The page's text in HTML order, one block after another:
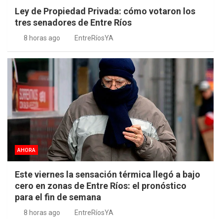
Ley de Propiedad Privada: cómo votaron los
tres senadores de Entre Ríos
8 horas ago EntreRíosYA
AHORA
Este viernes la sensación térmica llegó a bajo
cero en zonas de Entre Ríos: el pronóstico
para el fin de semana
8 horas ago EntreRíosYA